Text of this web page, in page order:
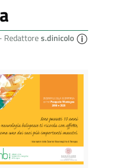
Redattores.dinicolo